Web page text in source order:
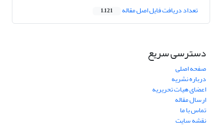
تعداد دریافت فایل اصل مقاله 1,121
دسترسی سریع
صفحه اصلی
درباره نشریه
اعضای هیات تحریریه
ارسال مقاله
تماس با ما
نقشه سایت